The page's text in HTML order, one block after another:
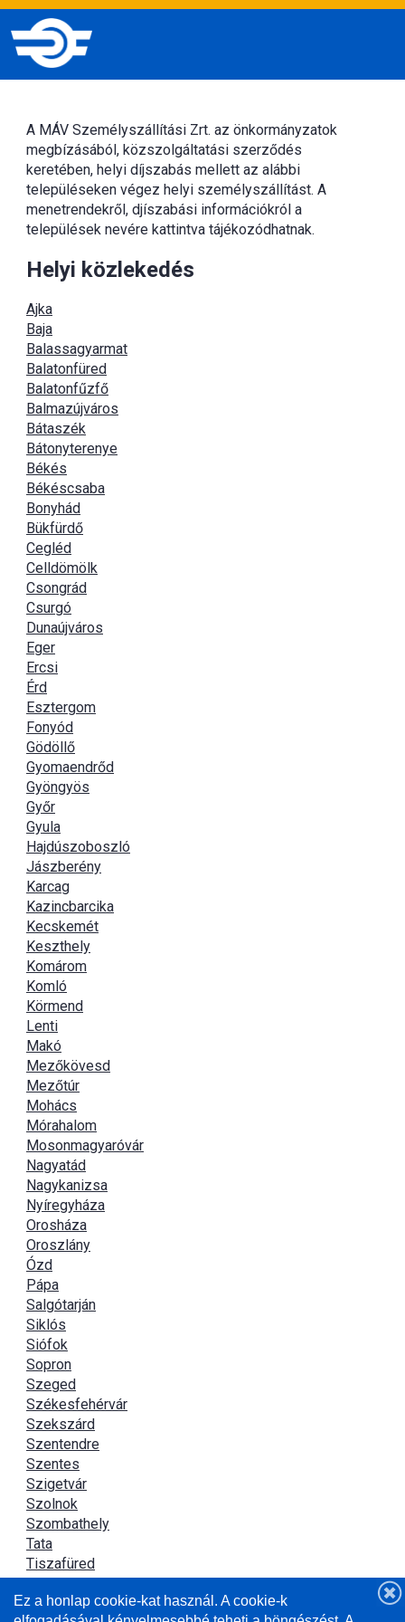
A MÁV Személyszállítási Zrt. az önkormányzatok
megbízásából, közszolgáltatási szerződés
keretében, helyi díjszabás mellett az alábbi
településeken végez helyi személyszállítást. A
menetrendekről, djíszabási információkról a
települések nevére kattintva tájékozódhatnak.
Helyi közlekedés
Ajka
Baja
Balassagyarmat
Balatonfüred
Balatonfűzfő
Balmazújváros
Bátaszék
Bátonyterenye
Békés
Békéscsaba
Bonyhád
Bükfürdő
Cegléd
Celldömölk
Csongrád
Csurgó
Dunaújváros
Eger
Ercsi
Érd
Esztergom
Fonyód
Gödöllő
Gyomaendrőd
Gyöngyös
Győr
Gyula
Hajdúszoboszló
Jászberény
Karcag
Kazincbarcika
Kecskemét
Keszthely
Komárom
Komló
Körmend
Lenti
Makó
Mezőkövesd
Mezőtúr
Mohács
Mórahalom
Mosonmagyaróvár
Nagyatád
Nagykanizsa
Nyíregyháza
Orosháza
Oroszlány
Ózd
Pápa
Salgótarján
Siklós
Siófok
Sopron
Szeged
Székesfehérvár
Szekszárd
Szentendre
Szentes
Szigetvár
Szolnok
Szombathely
Tata
Tiszafüred
Újszász
Ez a honlap cookie-kat használ. A cookie-k